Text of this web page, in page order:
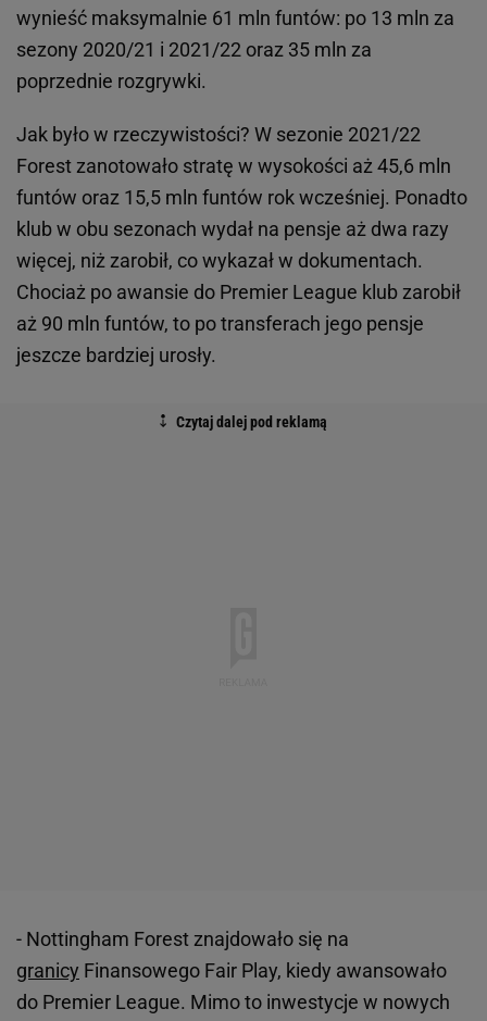
wynieść maksymalnie 61 mln funtów: po 13 mln za
sezony 2020/21 i 2021/22 oraz 35 mln za
poprzednie rozgrywki.
Jak było w rzeczywistości? W sezonie 2021/22
Forest zanotowało stratę w wysokości aż 45,6 mln
funtów oraz 15,5 mln funtów rok wcześniej. Ponadto
klub w obu sezonach wydał na pensje aż dwa razy
więcej, niż zarobił, co wykazał w dokumentach.
Chociaż po awansie do Premier League klub zarobił
aż 90 mln funtów, to po transferach jego pensje
jeszcze bardziej urosły.
- Nottingham Forest znajdowało się na
granicy Finansowego Fair Play, kiedy awansowało
do Premier League. Mimo to inwestycje w nowych